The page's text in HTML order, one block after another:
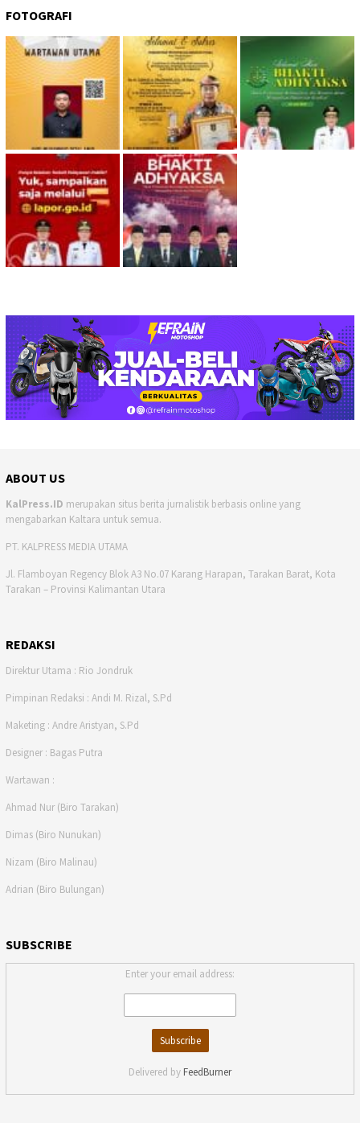
FOTOGRAFI
ABOUT US
KalPress.ID merupakan situs berita jurnalistik berbasis online yang
mengabarkan Kaltara untuk semua.
PT. KALPRESS MEDIA UTAMA
Jl. Flamboyan Regency Blok A3 No.07 Karang Harapan, Tarakan Barat, Kota
Tarakan – Provinsi Kalimantan Utara
REDAKSI
Direktur Utama : Rio Jondruk
Pimpinan Redaksi : Andi M. Rizal, S.Pd
Maketing : Andre Aristyan, S.Pd
Designer : Bagas Putra
Wartawan :
Ahmad Nur (Biro Tarakan)
Dimas (Biro Nunukan)
Nizam (Biro Malinau)
Adrian (Biro Bulungan)
SUBSCRIBE
Enter your email address:
Delivered by FeedBurner